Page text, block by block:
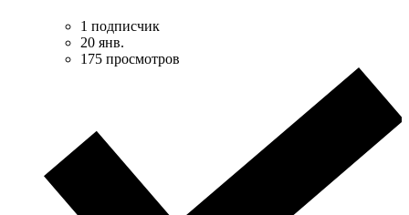
1 подписчик
20 янв.
175 просмотров